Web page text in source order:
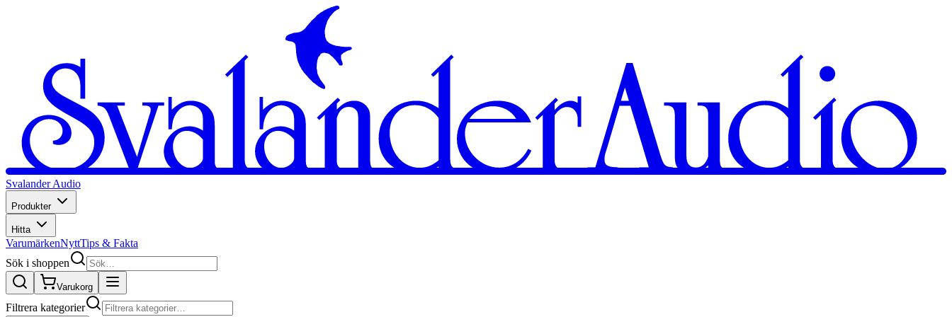
Svalander Audio
Produkter
Hitta
VarumärkenNyttTips & Fakta
Sök i shoppen
Varukorg
Filtrera kategorier